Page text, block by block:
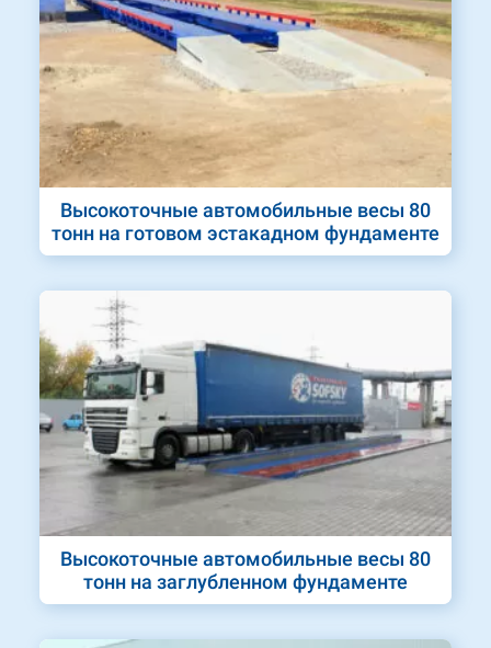
Высокоточные автомобильные весы 80
тонн на готовом эстакадном фундаменте
Высокоточные автомобильные весы 80
тонн на заглубленном фундаменте